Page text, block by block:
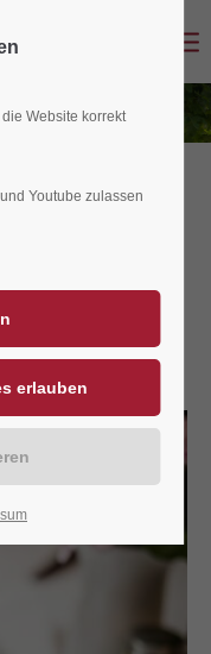
mit
Website korrekt
Youtube zulassen